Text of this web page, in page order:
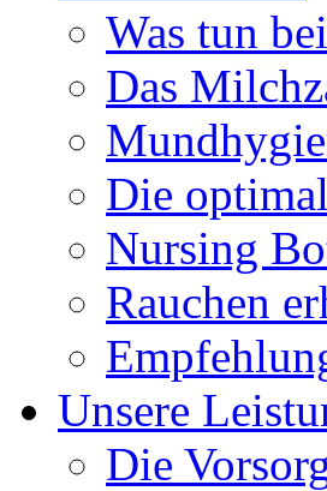
Was tun
Das
Die
Nursing
Rauchen
Unsere
Die